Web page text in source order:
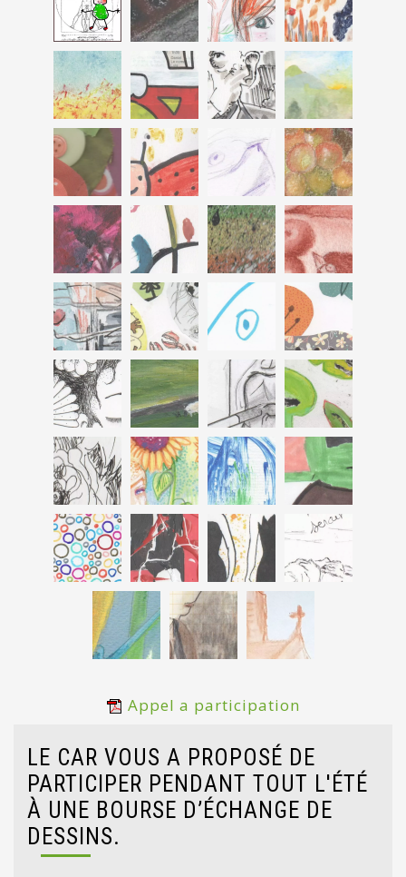
Appel a participation
LE CAR VOUS A PROPOSÉ DE
PARTICIPER PENDANT TOUT L'ÉTÉ
À UNE BOURSE D’ÉCHANGE DE
DESSINS.